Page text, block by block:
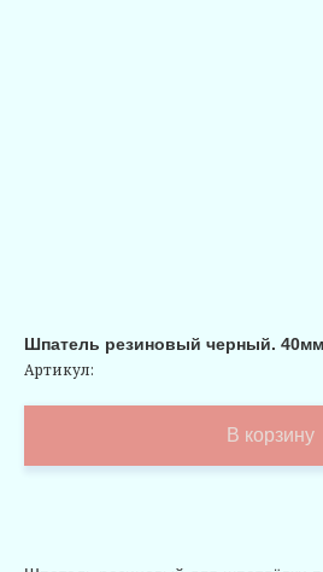
Шпатель резиновый черный. 40мм
Артикул:
В корзину